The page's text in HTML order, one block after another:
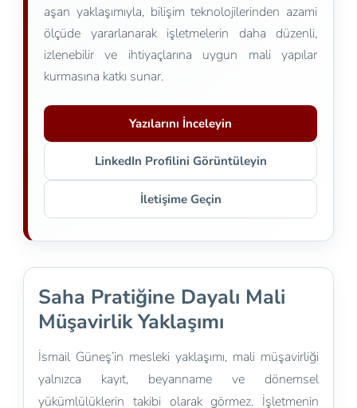
aşan yaklaşımıyla, bilişim teknolojilerinden azami
ölçüde yararlanarak işletmelerin daha düzenli,
izlenebilir ve ihtiyaçlarına uygun mali yapılar
kurmasına katkı sunar.
Yazılarını İnceleyin
LinkedIn Profilini Görüntüleyin
İletişime Geçin
Saha Pratiğine Dayalı Mali
Müşavirlik Yaklaşımı
İsmail Güneş’in mesleki yaklaşımı, mali müşavirliği
yalnızca kayıt, beyanname ve dönemsel
yükümlülüklerin takibi olarak görmez. İşletmenin